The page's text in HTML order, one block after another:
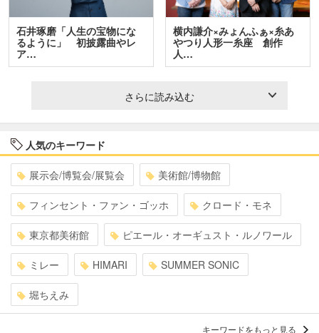
石井琢磨「人生の宝物にな
るように」 初披露曲やレ
ア…
横内謙介×みょんふぁ×糸あ
やつり人形一糸座 創作
人…
さらに読み込む
人気のキーワード
展示会/博覧会/展覧会 美術館/博物館
フィンセント・ファン・ゴッホ クロード・モネ
東京都美術館 ピエール・オーギュスト・ルノワール
ミレー HIMARI SUMMER SONIC
堀ちえみ
キーワードをもっと見る